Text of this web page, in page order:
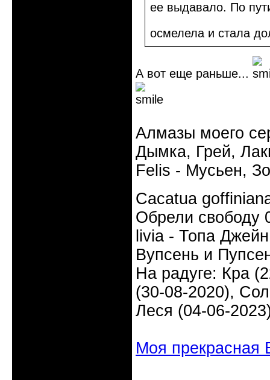
ее выдавало. По
осмелела и стала
А вот еще раньше...
Алмазы моего
Дымка, Грей,
Felis - Мусьен,
Cacatua
Обрели свободу
livia - Топа
Вупсень и
На радуге: Кра
(30-08-2020),
Леся (04-06-
Моя прекрасная